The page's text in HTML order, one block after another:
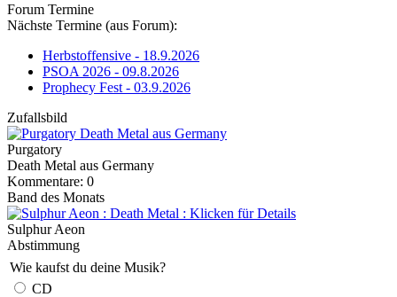
Forum Termine
Nächste Termine (aus Forum):
Herbstoffensive - 18.9.2026
PSOA 2026 - 09.8.2026
Prophecy Fest - 03.9.2026
Zufallsbild
Purgatory
Death Metal aus Germany
Kommentare: 0
Band des Monats
Sulphur Aeon
Abstimmung
Wie kaufst du deine Musik?
CD